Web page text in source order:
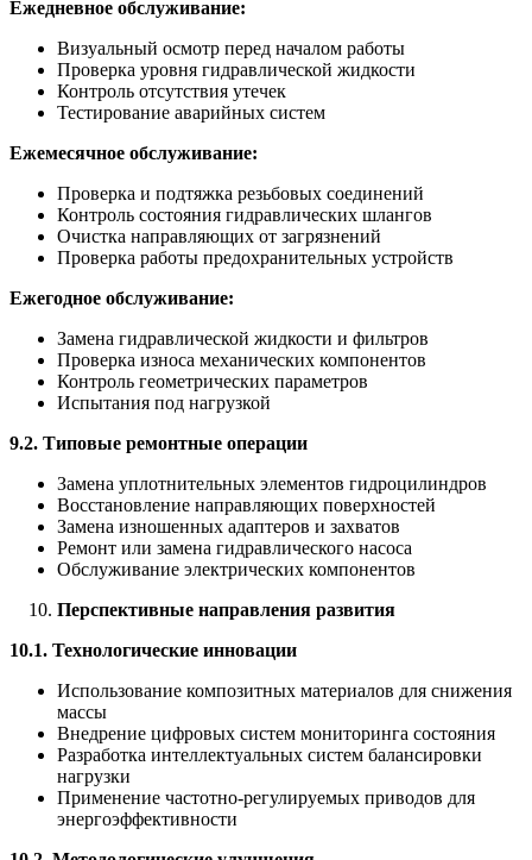
Ежедневное обслуживание:
Визуальный осмотр перед началом работы
Проверка уровня гидравлической жидкости
Контроль отсутствия утечек
Тестирование аварийных систем
Ежемесячное обслуживание:
Проверка и подтяжка резьбовых соединений
Контроль состояния гидравлических шлангов
Очистка направляющих от загрязнений
Проверка работы предохранительных устройств
Ежегодное обслуживание:
Замена гидравлической жидкости и фильтров
Проверка износа механических компонентов
Контроль геометрических параметров
Испытания под нагрузкой
9.2. Типовые ремонтные операции
Замена уплотнительных элементов гидроцилиндров
Восстановление направляющих поверхностей
Замена изношенных адаптеров и захватов
Ремонт или замена гидравлического насоса
Обслуживание электрических компонентов
Перспективные направления развития
10.1. Технологические инновации
Использование композитных материалов для снижения
массы
Внедрение цифровых систем мониторинга состояния
Разработка интеллектуальных систем балансировки
нагрузки
Применение частотно-регулируемых приводов для
энергоэффективности